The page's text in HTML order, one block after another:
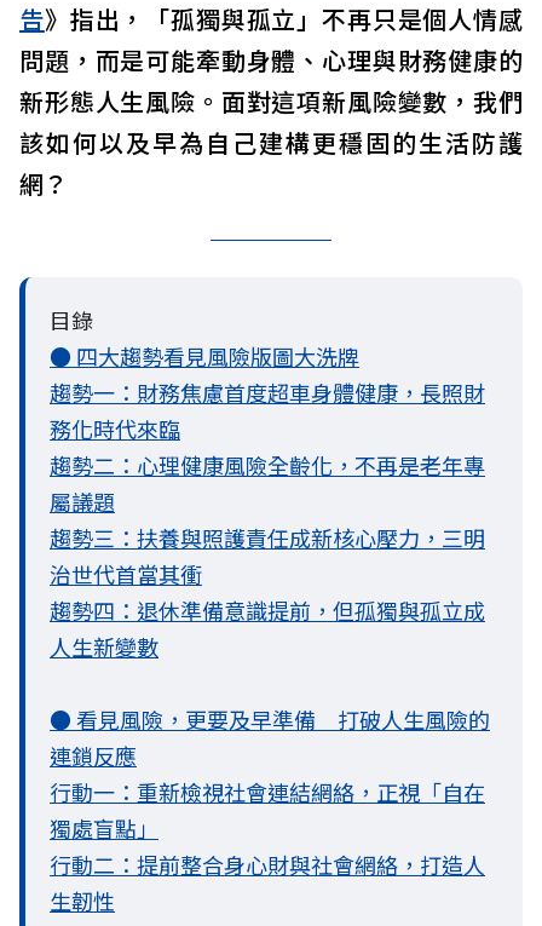
告》指出，「孤獨與孤立」不再只是個人情感
問題，而是可能牽動身體、心理與財務健康的
新形態人生風險。面對這項新風險變數，我們
該如何以及早為自己建構更穩固的生活防護
網？
目錄
● 四大趨勢看見風險版圖大洗牌
趨勢一：財務焦慮首度超車身體健康，長照財
務化時代來臨
趨勢二：心理健康風險全齡化，不再是老年專
屬議題
趨勢三：扶養與照護責任成新核心壓力，三明
治世代首當其衝
趨勢四：退休準備意識提前，但孤獨與孤立成
人生新變數
● 看見風險，更要及早準備 打破人生風險的
連鎖反應
行動一：重新檢視社會連結網絡，正視「自在
獨處盲點」
行動二：提前整合身心財與社會網絡，打造人
生韌性